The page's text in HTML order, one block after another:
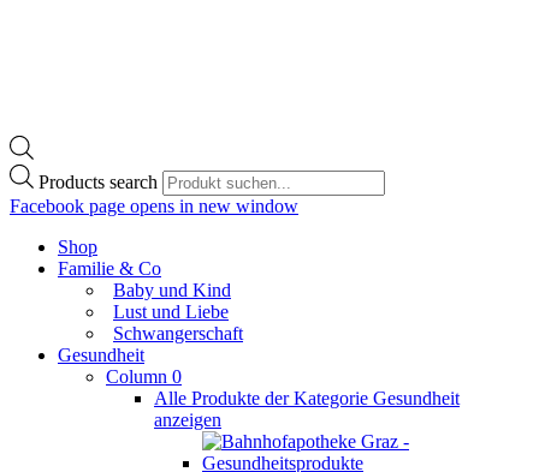
Products search
Facebook page opens in new window
Shop
Familie & Co
Baby und Kind
Lust und Liebe
Schwangerschaft
Gesundheit
Column 0
Alle Produkte der Kategorie Gesundheit
anzeigen